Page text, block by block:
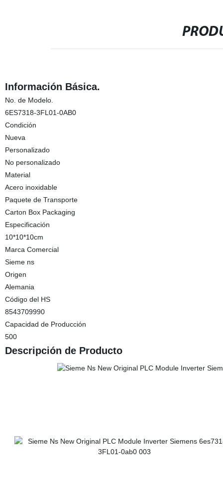
Información Básica.
No. de Modelo.
6ES7318-3FL01-0AB0
Condición
Nueva
Personalizado
No personalizado
Material
Acero inoxidable
Paquete de Transporte
Carton Box Packaging
Especificación
10*10*10cm
Marca Comercial
Sieme ns
Origen
Alemania
Código del HS
8543709990
Capacidad de Producción
500
Descripción de Producto